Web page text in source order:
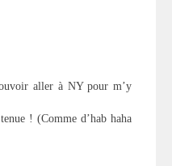
aller à NY pour m’y
! (Comme d’hab haha